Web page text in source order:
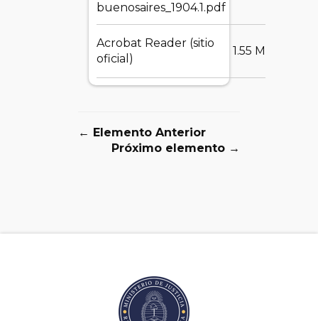
buenosaires_1904.1.pdf
Acrobat Reader (sitio
oficial)
1.55 MB
← Elemento Anterior
Próximo elemento →